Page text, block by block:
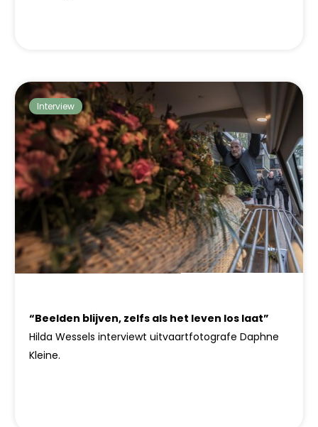
Interview
“Beelden blijven, zelfs als het leven los laat”
Hilda Wessels interviewt uitvaartfotografe Daphne
Kleine.